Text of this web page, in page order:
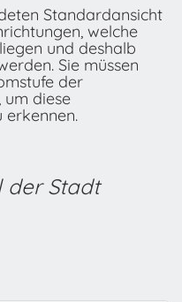
Standardansicht
welche
und deshalb
Sie müssen
der
diese
erkennen.
der Stadt